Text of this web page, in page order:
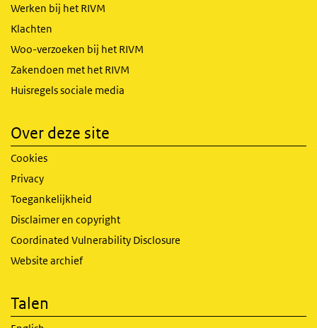
Werken bij het RIVM
Klachten
Woo-verzoeken bij het RIVM
Zakendoen met het RIVM
Huisregels sociale media
Over deze site
Cookies
Privacy
Toegankelijkheid
Disclaimer en copyright
Coordinated Vulnerability Disclosure
Website archief
Talen